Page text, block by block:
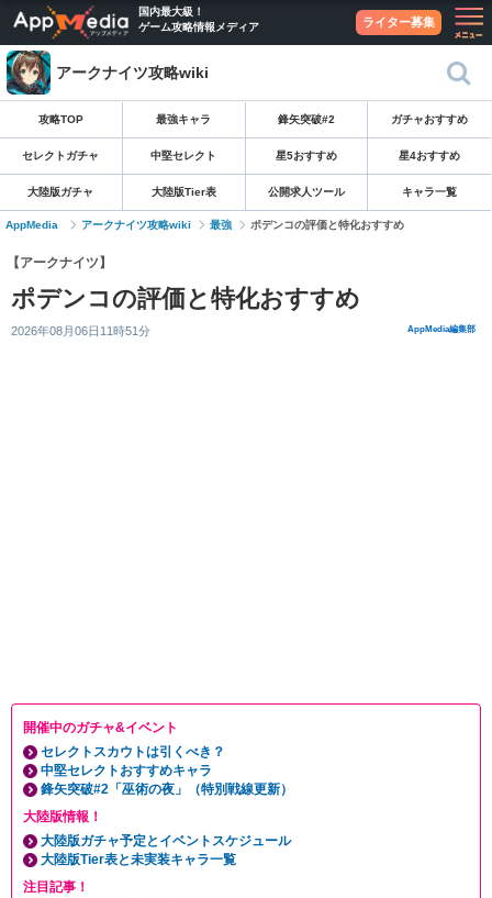
国内最大級！
ゲーム攻略情報メディア
ライター募集
アークナイツ攻略wiki
攻略TOP 最強キャラ 鋒矢突破#2 ガチャおすすめ
セレクトガチャ 中堅セレクト 星5おすすめ 星4おすすめ
大陸版ガチャ 大陸版Tier表 公開求人ツール キャラ一覧
AppMedia アークナイツ攻略wiki 最強 ポデンコの評価と特化おすすめ
【アークナイツ】
ポデンコの評価と特化おすすめ
2026年08月06日11時51分 AppMedia編集部
開催中のガチャ&イベント
セレクトスカウトは引くべき？
中堅セレクトおすすめキャラ
鋒矢突破#2「巫術の夜」（特別戦線更新）
大陸版情報！
大陸版ガチャ予定とイベントスケジュール
大陸版Tier表と未実装キャラ一覧
注目記事！